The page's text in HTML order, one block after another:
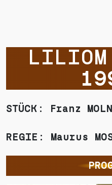
LILIOM
STÜCK: Franz
REGIE: Maurus